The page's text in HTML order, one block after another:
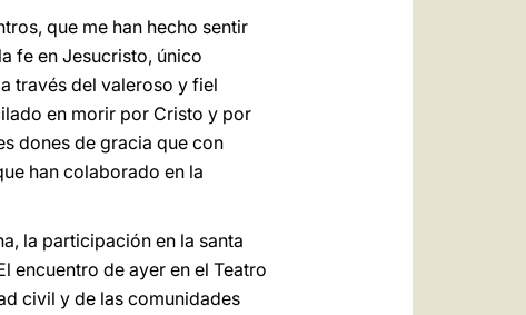
que me han hecho sentir
fe en Jesucristo, único
través del valeroso y fiel
en morir por Cristo y por
dones de gracia que con
han colaborado en la
la participación en la santa
encuentro de ayer en el Teatro
civil y de las comunidades